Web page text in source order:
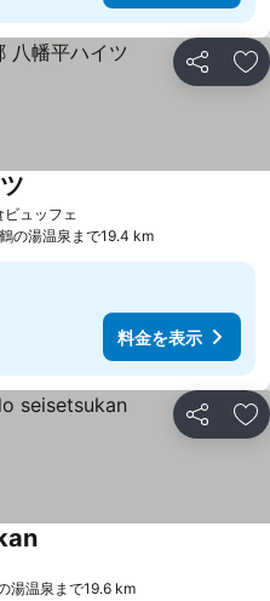
シェア お
ュッフェ
の湯温泉まで19.4 km
料金を表示
シェア お
湯温泉まで19.6 km